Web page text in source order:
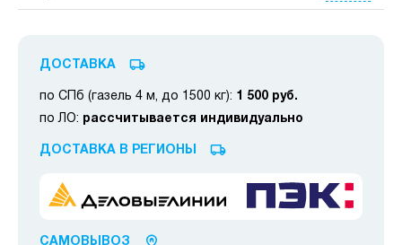
ДОСТАВКА
по СПб (газель 4 м, до 1500 кг): 1 500 руб.
по ЛО: рассчитывается индивидуально
ДОСТАВКА В РЕГИОНЫ
САМОВЫВОЗ